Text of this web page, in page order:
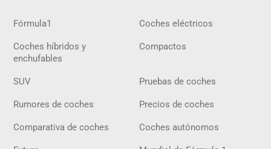
Fórmula1 Coches eléctricos
Coches híbridos y
enchufables
Compactos
SUV Pruebas de coches
Rumores de coches Precios de coches
Comparativa de coches Coches autónomos